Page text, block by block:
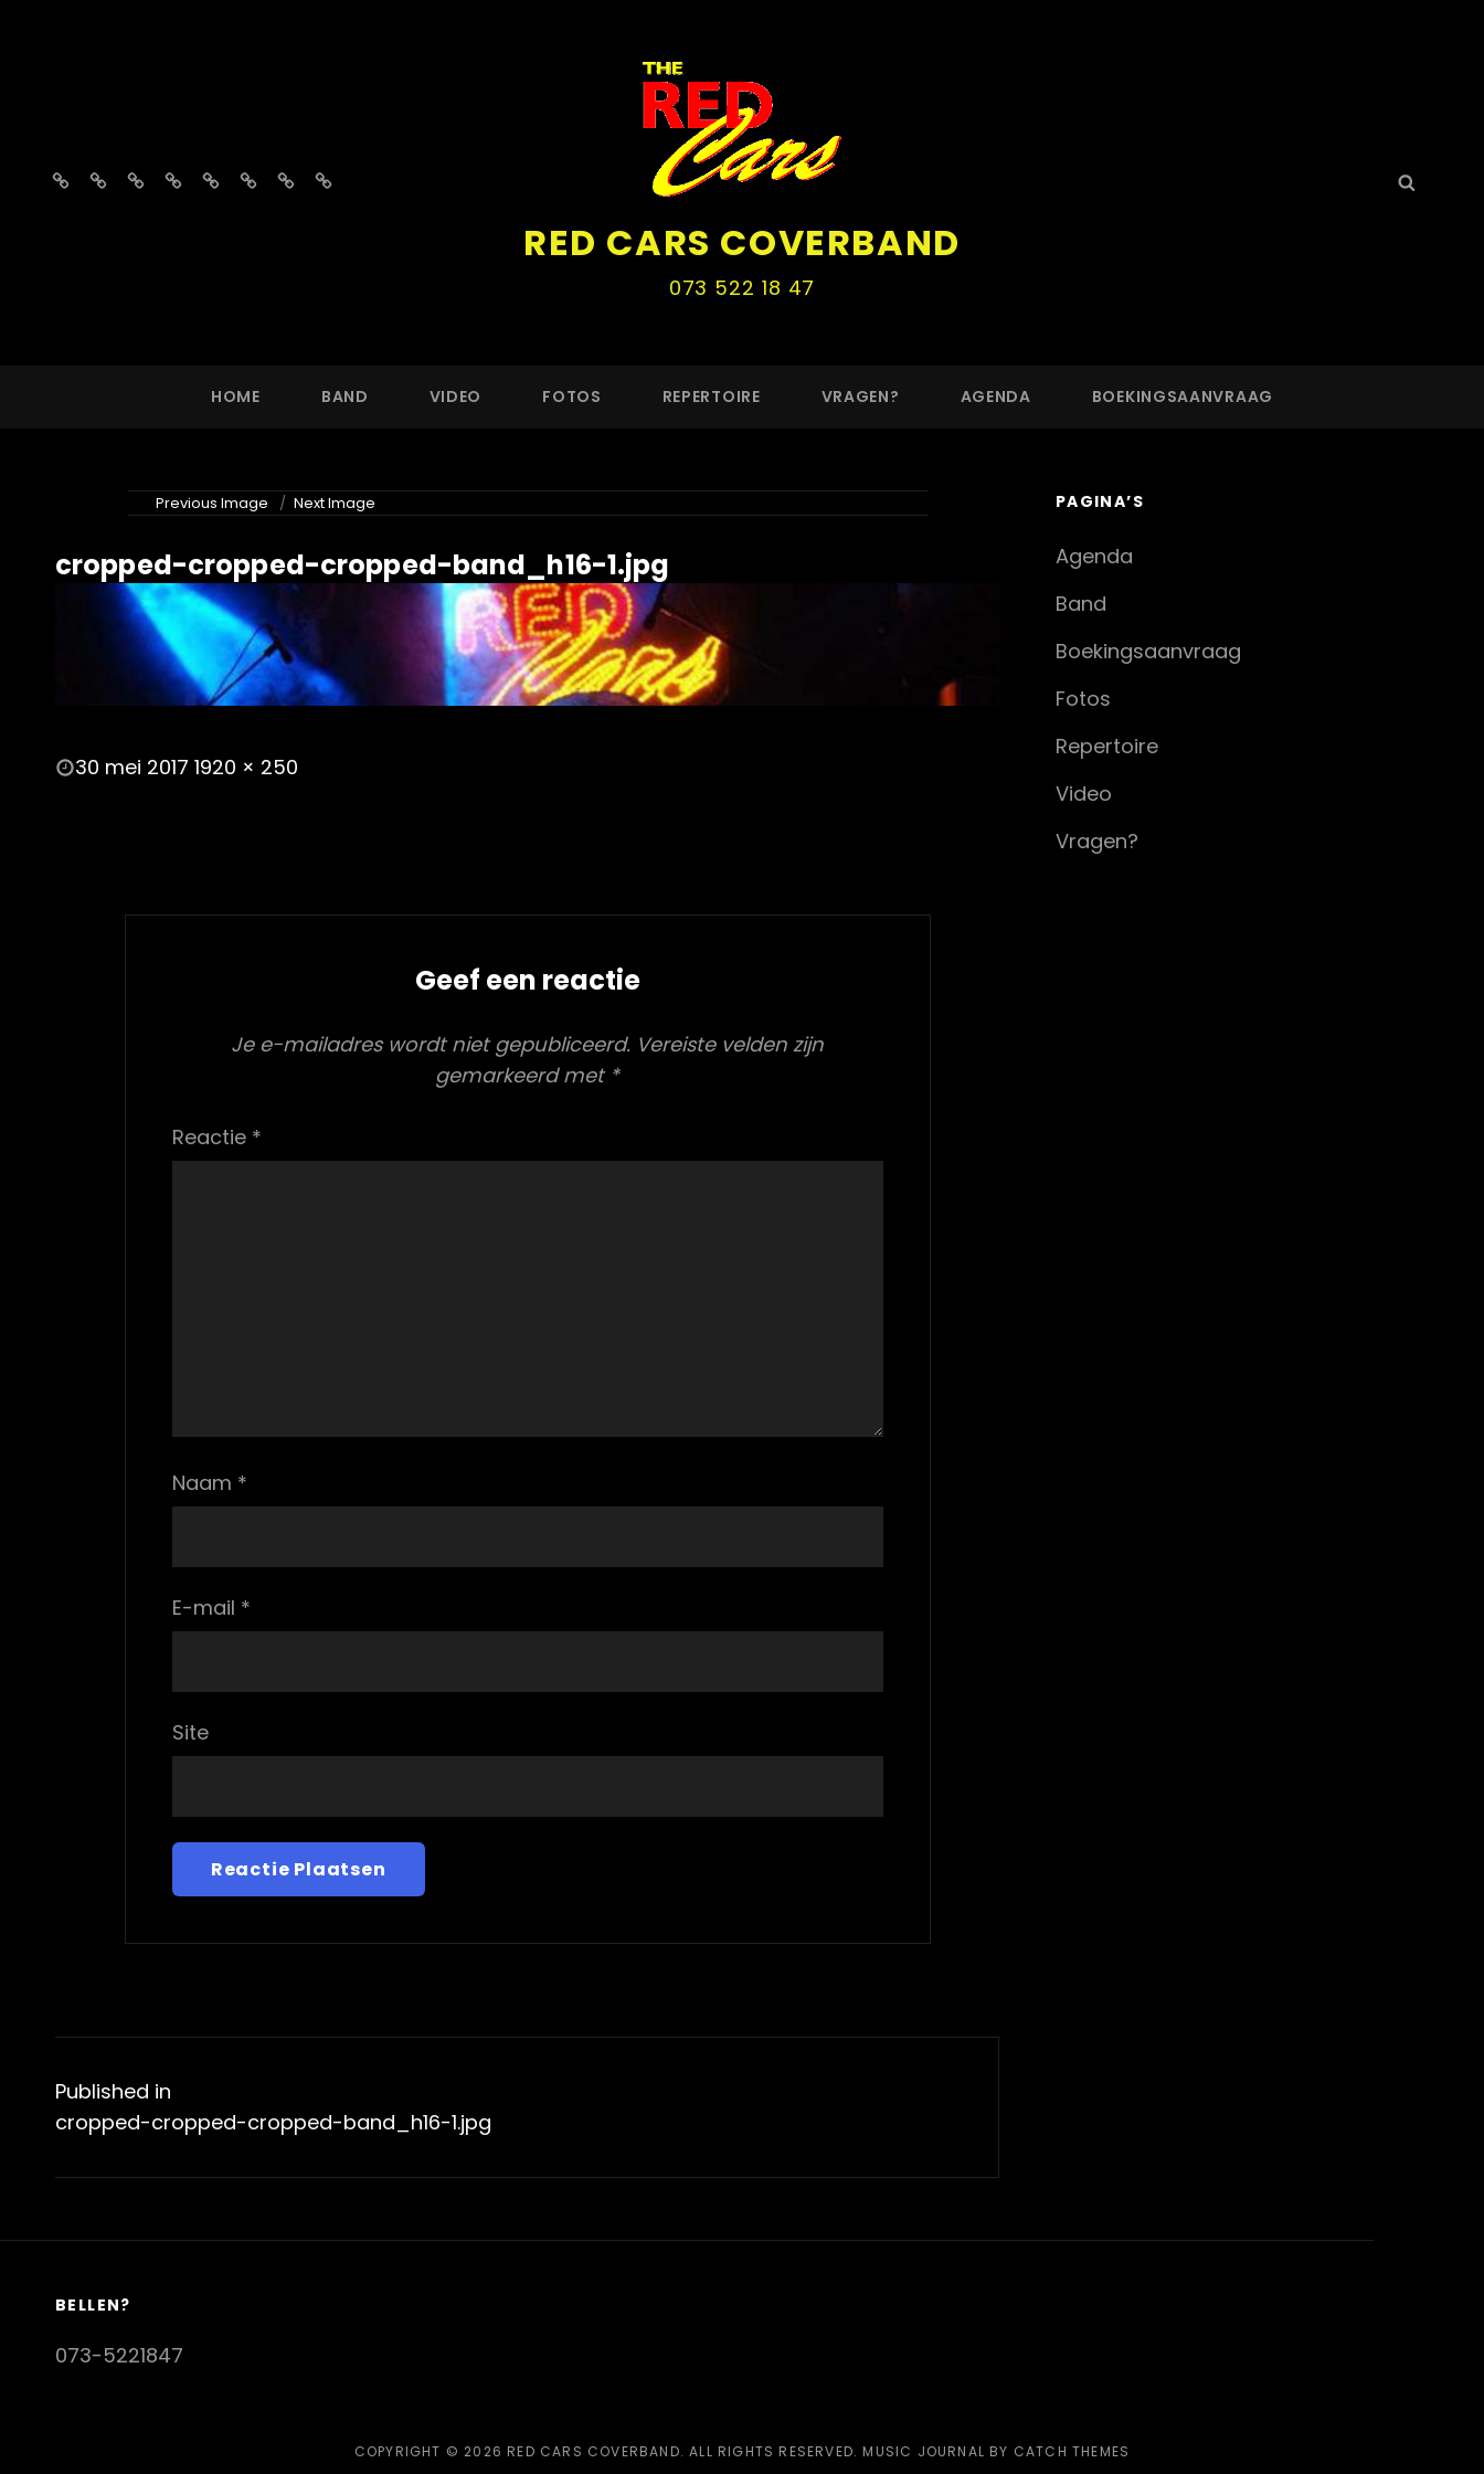
HomeBandVideoFotosRepertoire
Vragen?AgendaBoekingsaanvraag
RED CARS COVERBAND
073 522 18 47
Search
HOME BAND VIDEO FOTOS REPERTOIRE VRAGEN? AGENDA BOEKINGSAANVRAAG
Previous Image Next Image
cropped-cropped-cropped-band_h16-1.jpg
POSTED
30 mei 2017 1920 × 250
Geef een reactie
Je e-mailadres wordt niet gepubliceerd. Vereiste velden zijn
gemarkeerd met *
Reactie *
Naam *
E-mail *
Site
navigatie
Published in
cropped-cropped-cropped-band_h16-1.jpg
PAGINA’S
Agenda
Band
Boekingsaanvraag
Fotos
Repertoire
Video
Vragen?
BELLEN?
073-5221847
COPYRIGHT © 2026 RED CARS COVERBAND. ALL RIGHTS RESERVED. MUSIC JOURNAL BY CATCH THEMES